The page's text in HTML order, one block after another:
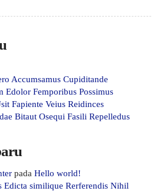
Accumsamus Cupiditande
Edolor Femporibus Possimus
Fapiente Veius Reidinces
Bitaut Osequi Fasili Repelledus
pada Hello world!
Edicta similique Rerferendis Nihil